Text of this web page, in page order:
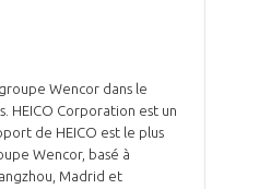
Wencor dans le
HEICO Corporation est un
de HEICO est le plus
Wencor, basé à
Madrid et
GIFAS. Rencontres, salons,